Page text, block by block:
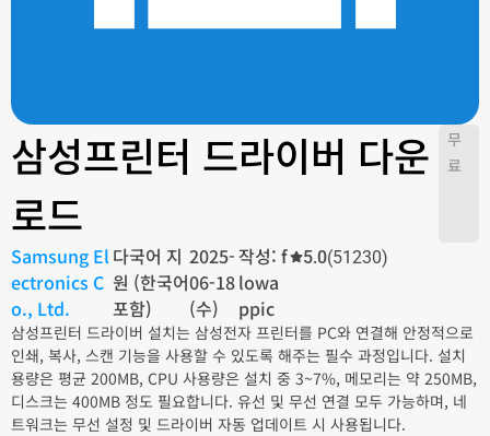
삼성프린터 드라이버 다운
로드
무
료
Samsung El
ectronics C
o., Ltd.
다국어 지
원 (한국어
포함)
2025-
06-18
(수)
작성: f
lowa
ppic
5.0(51230)
삼성프린터 드라이버 설치는 삼성전자 프린터를 PC와 연결해 안정적으로
인쇄, 복사, 스캔 기능을 사용할 수 있도록 해주는 필수 과정입니다. 설치
용량은 평균 200MB, CPU 사용량은 설치 중 3~7%, 메모리는 약 250MB,
디스크는 400MB 정도 필요합니다. 유선 및 무선 연결 모두 가능하며, 네
트워크는 무선 설정 및 드라이버 자동 업데이트 시 사용됩니다.